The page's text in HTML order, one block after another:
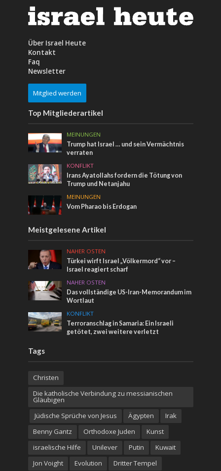
Über Israel Heute
Kontakt
Faq
Newsletter
Mitglied werden
Top Mitgliederartikel
MEINUNGEN
Trump hat Israel … und sein Vermächtnis
verraten
KONFLIKT
Irans Ayatollahs fordern die Tötung von
Trump und Netanjahu
MEINUNGEN
Vom Pharao bis Erdogan
Meistgelesene Artikel
NAHER OSTEN
Türkei wirft Israel „Völkermord“ vor –
Israel reagiert scharf
NAHER OSTEN
Das vollständige US-Iran-Memorandum im
Wortlaut
KONFLIKT
Terroranschlag in Samaria: Ein Israeli
getötet, zwei weitere verletzt
Tags
Christen
Die katholische Verbindung zu messianischen
Gläubigen
Jüdische Sprüche von Jesus
Ägypten
Irak
Benny Gantz
Orthodoxe Juden
Kunst
israelische Hilfe
Unilever Putin
Kuwait
Jon Voight
Evolution Dritter Tempel